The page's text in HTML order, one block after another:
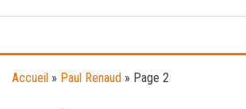
Accueil » Paul Renaud » Page 2